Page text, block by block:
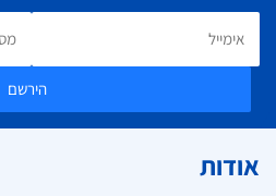
הירשם
אודות